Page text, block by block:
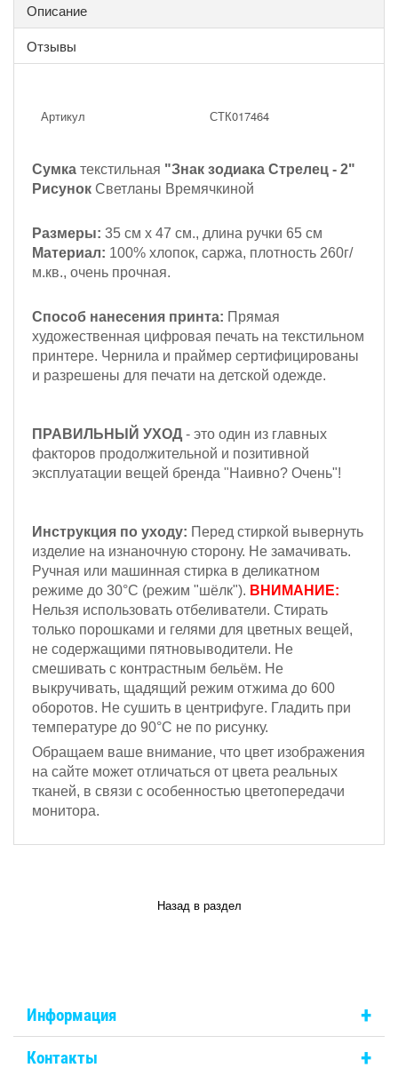
Описание
Отзывы
Артикул СТК017464
Сумка текстильная "Знак зодиака Стрелец - 2"
Рисунок Светланы Времячкиной
Размеры: 35 см х 47 см., длина ручки 65 см
Материал: 100% хлопок, саржа, плотность 260г/
м.кв., очень прочная.
Способ нанесения принта: Прямая
художественная цифровая печать на текстильном
принтере. Чернила и праймер сертифицированы
и разрешены для печати на детской одежде.
ПРАВИЛЬНЫЙ УХОД - это один из главных
факторов продолжительной и позитивной
эксплуатации вещей бренда "Наивно? Очень"!
Инструкция по уходу: Перед стиркой вывернуть
изделие на изнаночную сторону. Не замачивать.
Ручная или машинная стирка в деликатном
режиме до 30°С (режим "шёлк"). ВНИМАНИЕ:
Нельзя использовать отбеливатели. Стирать
только порошками и гелями для цветных вещей,
не содержащими пятновыводители. Не
смешивать с контрастным бельём. Не
выкручивать, щадящий режим отжима до 600
оборотов. Не сушить в центрифуге. Гладить при
температуре до 90°С не по рисунку.
Обращаем ваше внимание, что цвет изображения
на сайте может отличаться от цвета реальных
тканей, в связи с особенностью цветопередачи
монитора.
Назад в раздел
Информация +
Контакты +